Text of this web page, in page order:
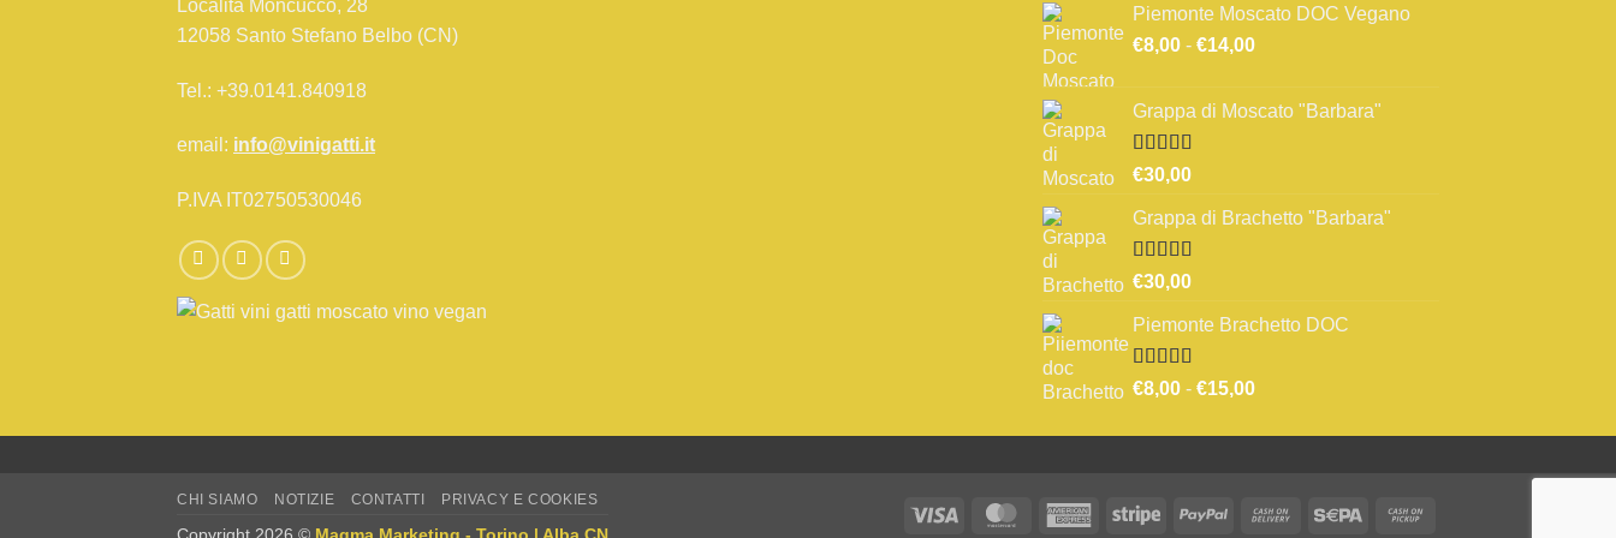
Località Moncucco, 28
12058 Santo Stefano Belbo (CN)
Tel.: +39.0141.840918
email: info@vinigatti.it
P.IVA IT02750530046
Piemonte Moscato DOC Vegano
€8,00 - €14,00Fascia
da
Grappa di Moscato "Barbara"
Valutato
su 5
€30,00
Grappa di Brachetto "Barbara"
Valutato
su 5
€30,00
Piemonte Brachetto DOC
Valutato
4.33
€8,00 - €15,00Fascia
prezzo:
a
Visa MasterCardAmericanStripe PayPal
Cash
Sepa
CHI SIAMO NOTIZIE CONTATTI PRIVACY E COOKIES
Copyright 2026 © Magma Marketing - Torino | Alba CN